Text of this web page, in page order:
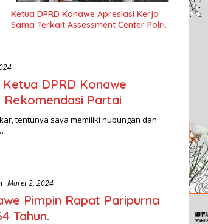
Ketua DPRD Konawe Apresiasi Kerja
Sama Terkait Assessment Center Polri.
DPRD Konawe
Partai
tentunya saya memiliki hubungan dan
Maret 2, 2024
Pimpin Rapat Paripurna
Tahun.